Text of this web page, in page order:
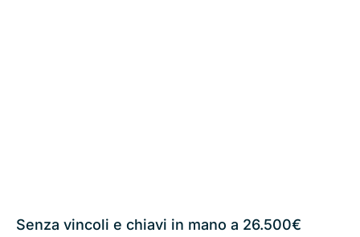
Senza vincoli e chiavi in mano a 26.500€